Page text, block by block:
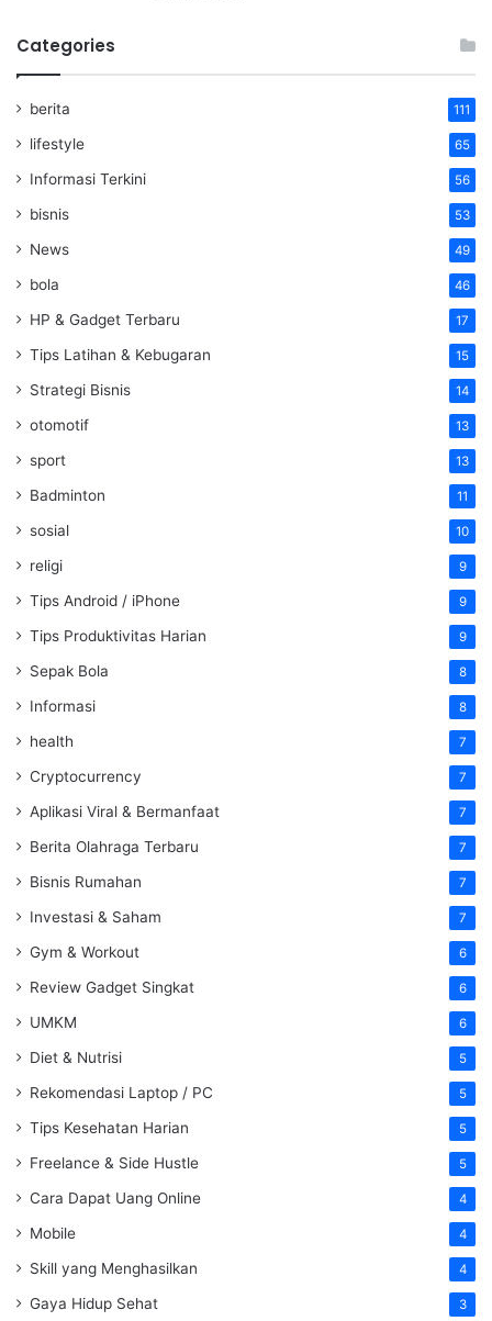
Categories
berita 111
lifestyle 65
Informasi Terkini 56
bisnis 53
News 49
bola 46
HP & Gadget Terbaru 17
Tips Latihan & Kebugaran 15
Strategi Bisnis 14
otomotif 13
sport 13
Badminton 11
sosial 10
religi 9
Tips Android / iPhone 9
Tips Produktivitas Harian 9
Sepak Bola 8
Informasi 8
health 7
Cryptocurrency 7
Aplikasi Viral & Bermanfaat 7
Berita Olahraga Terbaru 7
Bisnis Rumahan 7
Investasi & Saham 7
Gym & Workout 6
Review Gadget Singkat 6
UMKM 6
Diet & Nutrisi 5
Rekomendasi Laptop / PC 5
Tips Kesehatan Harian 5
Freelance & Side Hustle 5
Cara Dapat Uang Online 4
Mobile 4
Skill yang Menghasilkan 4
Gaya Hidup Sehat 3